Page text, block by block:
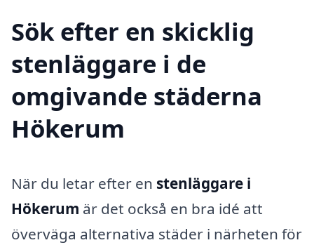
Sök efter en skicklig
stenläggare i de
omgivande städerna
Hökerum
När du letar efter en stenläggare i
Hökerum är det också en bra idé att
överväga alternativa städer i närheten för